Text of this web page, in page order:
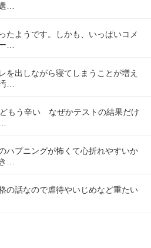
…
たようです。しかも、いっぱいコメ
…
を出しながら寝てしまうことが増え
…
もう辛い　なぜかテストの結果だけ
ハプニングが怖くて心折れやすいか
…
の話なので虐待やいじめなど重たい